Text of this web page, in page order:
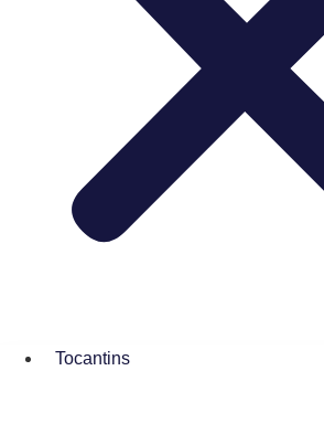
Tocantins